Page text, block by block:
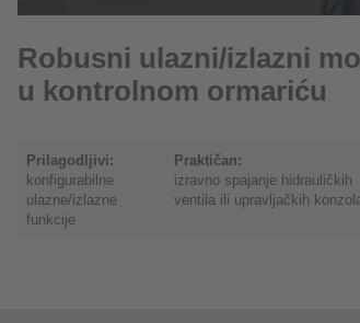
Robusni ulazni/izlazni
u kontrolnom ormariću
Prilagodljivi:
konfigurabilne
ulazne/izlazne
funkcije
Praktičan:
izravno spajanje hidrauličkih
ventila ili upravljačkih